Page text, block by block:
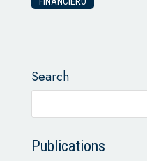
Search
Publications